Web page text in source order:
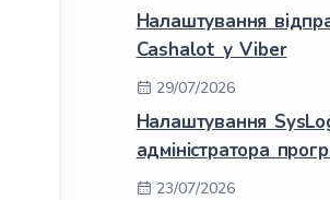
Налаштування
Cashalot у Viber
29/07/2026
Налаштування
адміністратора
23/07/2026